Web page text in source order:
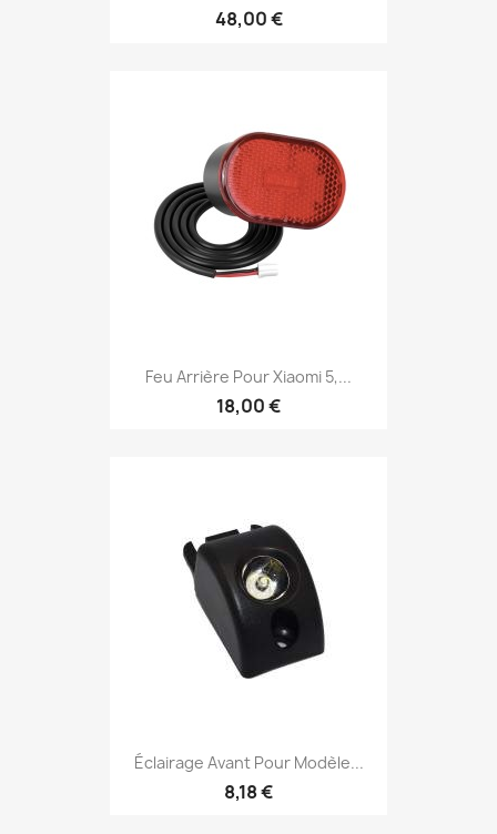
48,00 €
Feu Arrière Pour Xiaomi 5,...
18,00 €
Éclairage Avant Pour Modèle...
8,18 €